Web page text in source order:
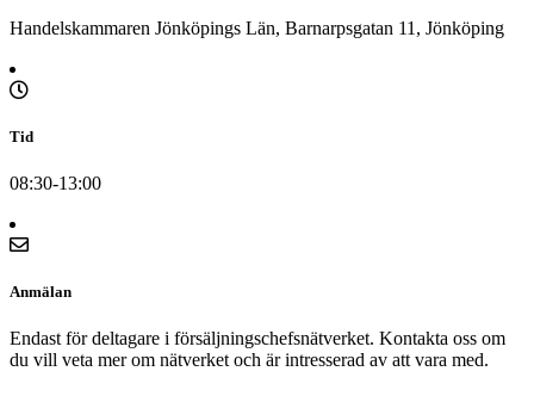
Handelskammaren Jönköpings Län, Barnarpsgatan 11, Jönköping
Tid
08:30-13:00
Anmälan
Endast för deltagare i försäljningschefsnätverket. Kontakta oss om
du vill veta mer om nätverket och är intresserad av att vara med.